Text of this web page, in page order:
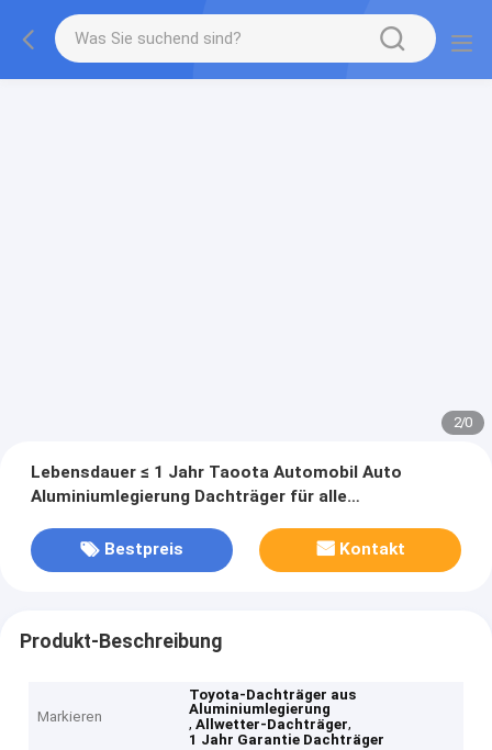
2/0
Lebensdauer ≤ 1 Jahr Taoota Automobil Auto
Aluminiumlegierung Dachträger für alle
Bestpreis
Kontakt
Produkt-Beschreibung
Markieren
Toyota-Dachträger aus
Aluminiumlegierung
,Allwetter-Dachträger,
1 Jahr Garantie Dachträger